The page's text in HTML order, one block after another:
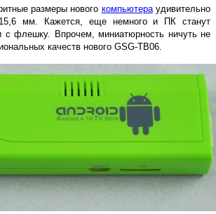
размеры нового компьютераудивительно
мм. Кажется, еще немного и ПК станут
с флешку. Впрочем, миниатюрность ничуть не
качеств нового GSG-TB06.